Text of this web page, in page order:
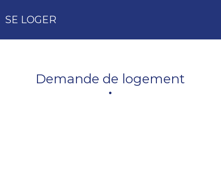
SE LOGER
Demande de logement